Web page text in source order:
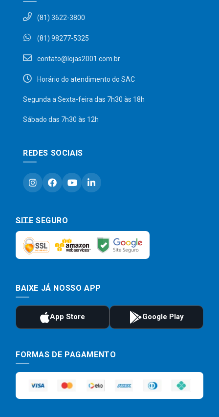
(81) 3622-3800
(81) 98277-5325
contato@lojas2001.com.br
Horário do atendimento do SAC
Segunda a Sexta-feira das 7h30 às 18h
Sábado das 7h30 às 12h
REDES SOCIAIS
SITE SEGURO
BAIXE JÁ NOSSO APP
FORMAS DE PAGAMENTO